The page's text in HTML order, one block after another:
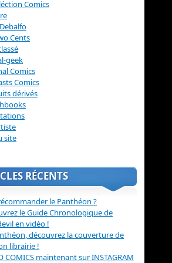
Comics
Cents
geek
Comics
Comics
dérivés
site
RÉCENTS
le Panthéon ?
le Guide Chronologique de
en vidéo !
découvrez la couverture de
librairie !
COMICS maintenant sur INSTAGRAM